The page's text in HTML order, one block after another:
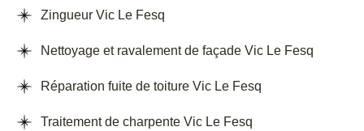
Zingueur Vic Le Fesq
Nettoyage et ravalement de façade Vic Le Fesq
Réparation fuite de toiture Vic Le Fesq
Traitement de charpente Vic Le Fesq